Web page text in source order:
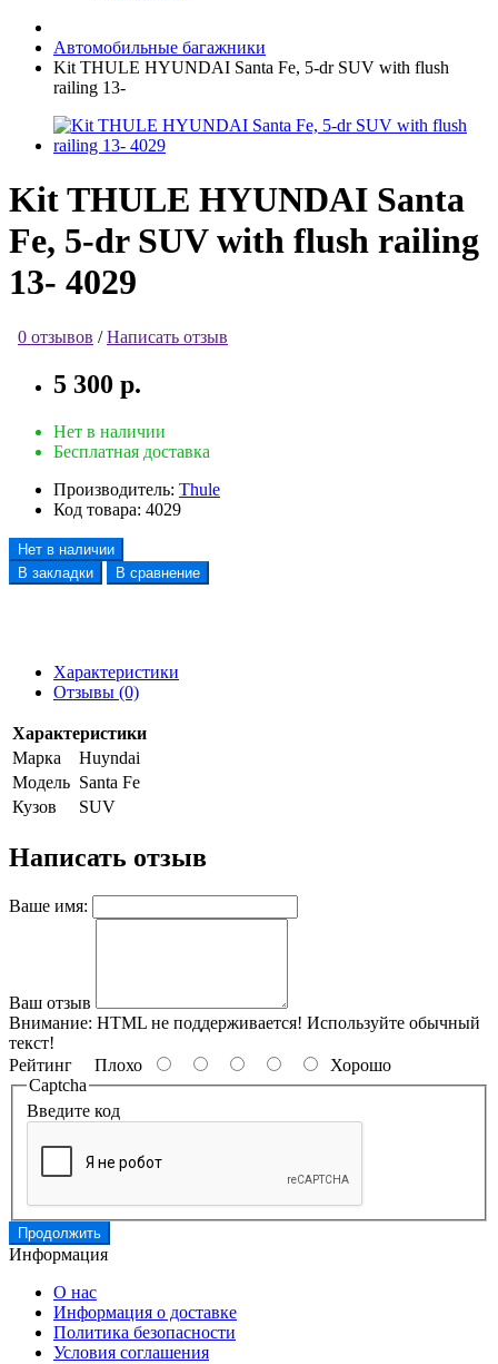
Автомобильные багажники
Kit THULE HYUNDAI Santa Fe, 5-dr SUV with flush
railing 13-
Kit THULE HYUNDAI Santa
Fe, 5-dr SUV with flush railing
13- 4029
0 отзывов /Написать отзыв
5 300 р.
Нет в наличии
Бесплатная доставка
Производитель: Thule
Код товара: 4029
Нет в наличии
В закладки
В сравнение
Характеристики
Отзывы (0)
Характеристики
Марка
Huyndai
Модель Santa Fe
Кузов
SUV
Написать отзыв
Ваше имя:
Ваш отзыв
Внимание: HTML не поддерживается! Используйте обычный
текст!
Рейтинг Плохо
Хорошо
Captcha
Введите код
Продолжить
Информация
О нас
Информация о доставке
Политика безопасности
Условия соглашения